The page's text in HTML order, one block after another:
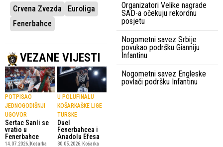
Crvena Zvezda
Euroliga
Fenerbahce
VEZANE VIJESTI
POTPISAO
JEDNOGODIŠNJI
UGOVOR
Sertac Sanli se
vratio u
Fenerbahce
14.07.2026. Košarka
U POLUFINALU
KOŠARKAŠKE LIGE
TURSKE
Duel
Fenerbahcea i
Anadolu Efesa
30.05.2026. Košarka
Organizatori Velike nagrade
SAD-a očekuju rekordnu
posjetu
Nogometni savez Srbije
povukao podršku Gianniju
Infantinu
Nogometni savez Engleske
povlači podršku Infantinu